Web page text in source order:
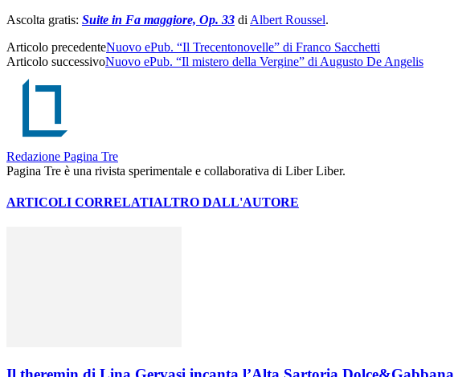
Ascolta gratis: Suite in Fa maggiore, Op. 33 di Albert Roussel.
Articolo precedenteNuovo ePub. “Il Trecentonovelle” di Franco Sacchetti
Articolo successivoNuovo ePub. “Il mistero della Vergine” di Augusto De Angelis
Redazione Pagina Tre
Pagina Tre è una rivista sperimentale e collaborativa di Liber Liber.
ARTICOLI CORRELATIALTRO DALL'AUTORE